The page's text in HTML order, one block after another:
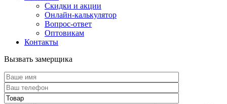
Скидки и акции
Онлайн-калькулятор
Вопрос-ответ
Оптовикам
Контакты
Вызвать замерщика